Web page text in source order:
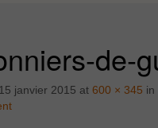
de-
15 janvier 2015 at 600 × 345 in